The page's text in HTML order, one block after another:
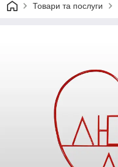
Товари та послуги